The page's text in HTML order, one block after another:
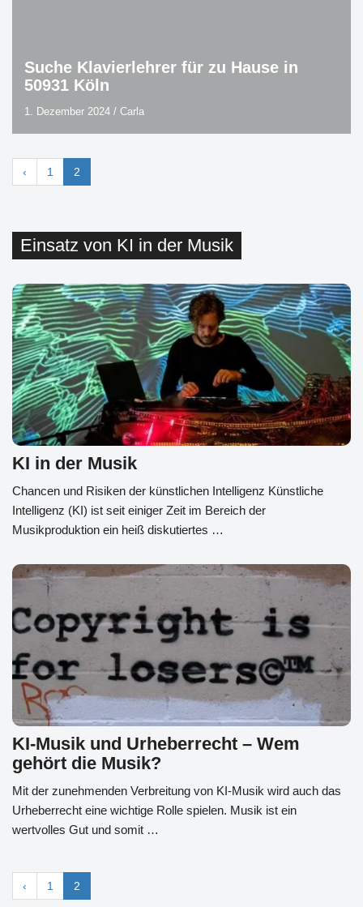
Suche Klavierlehrer für zu Hause in
50931 Köln
1. Dezember 2024 / Carla
‹ 1 2
Einsatz von KI in der Musik
KI in der Musik
Chancen und Risiken der künstlichen Intelligenz Künstliche
Intelligenz (KI) ist seit einiger Zeit im Bereich der
Musikproduktion ein heiß diskutiertes …
KI-Musik und Urheberrecht – Wem
gehört die Musik?
Mit der zunehmenden Verbreitung von KI-Musik wird auch das
Urheberrecht eine wichtige Rolle spielen. Musik ist ein
wertvolles Gut und somit …
‹ 1 2